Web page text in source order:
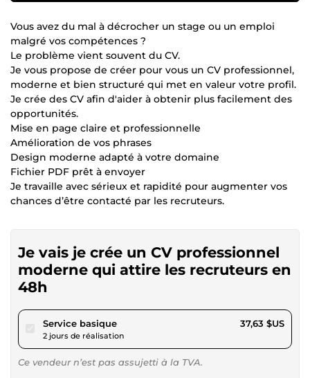
Vous avez du mal à décrocher un stage ou un emploi
malgré vos compétences ?
Le problème vient souvent du CV.
Je vous propose de créer pour vous un CV professionnel,
moderne et bien structuré qui met en valeur votre profil.
Je crée des CV afin d'aider à obtenir plus facilement des
opportunités.
Mise en page claire et professionnelle
Amélioration de vos phrases
Design moderne adapté à votre domaine
Fichier PDF prêt à envoyer
Je travaille avec sérieux et rapidité pour augmenter vos
chances d’être contacté par les recruteurs.
Je vais je crée un CV professionnel
moderne qui attire les recruteurs en
48h
Service basiquepour 34,68 $US
2 jours de réalisation
37,63 $US
Ce vendeur n’est pas assujetti à la TVA.